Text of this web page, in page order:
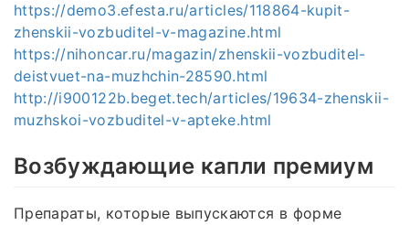
https://demo3.efesta.ru/articles/118864-kupit-
zhenskii-vozbuditel-v-magazine.html
https://nihoncar.ru/magazin/zhenskii-vozbuditel-
deistvuet-na-muzhchin-28590.html
http://i900122b.beget.tech/articles/19634-zhenskii-
muzhskoi-vozbuditel-v-apteke.html
Возбуждающие капли премиум
Препараты, которые выпускаются в форме